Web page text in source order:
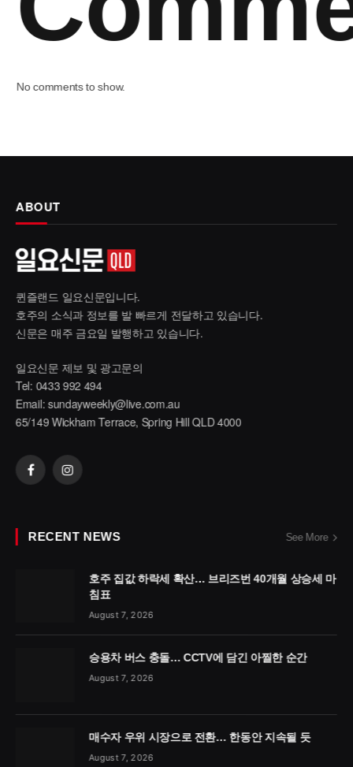
No comments to show.
ABOUT
퀸즐랜드 일요신문입니다.
호주의 소식과 정보를 발 빠르게 전달하고 있습니다.
신문은 매주 금요일 발행하고 있습니다.
일요신문 제보 및 광고문의
Tel: 0433 992 494
Email:sundayweekly@live.com.au
65/149 Wickham Terrace, Spring Hill QLD 4000
FacebookInstagram
RECENT NEWS See More
호주 집값 하락세 확산… 브리즈번 40개월 상승세 마
침표
August 7, 2026
승용차 버스 충돌… CCTV에 담긴 아찔한 순간
August 7, 2026
매수자 우위 시장으로 전환… 한동안 지속될 듯
August 7, 2026